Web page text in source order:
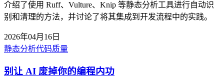
介绍了使用 Ruff、Vulture、Knip 等静态分析工具进行自动识
别和清理的方法，并讨论了将其集成到开发流程中的实践。
2026年04月16日
静态分析代码质量
别让 AI 废掉你的编程内功